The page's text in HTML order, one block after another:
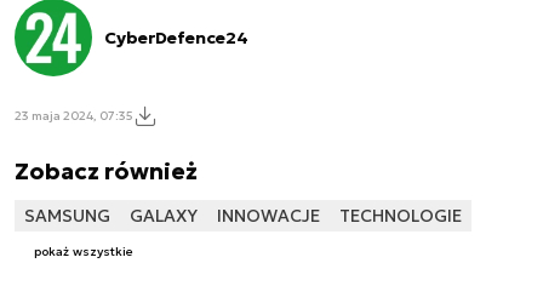
CyberDefence24
23 maja 2024, 07:35
Zobacz również
SAMSUNG GALAXY INNOWACJE TECHNOLOGIE
pokaż wszystkie